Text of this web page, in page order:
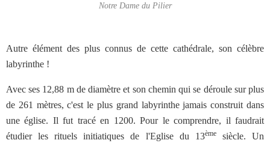
Notre Dame du Pilier
Autre élément des plus connus de cette cathédrale, son célèbre
labyrinthe !
Avec ses 12,88 m de diamètre et son chemin qui se déroule sur plus
de 261 mètres, c'est le plus grand labyrinthe jamais construit dans
une église. Il fut tracé en 1200. Pour le comprendre, il faudrait
étudier les rituels initiatiques de l'Eglise du 13èmesiècle. Un